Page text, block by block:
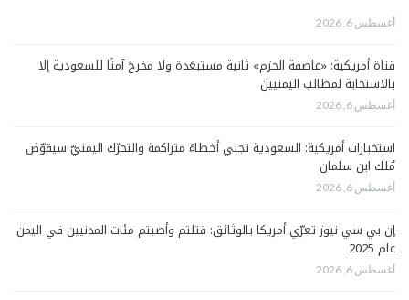
أغسطس 6, 2026
قناة أمريكية: «عاصفة الحزم» ثانية مستبعَدة ولا مخرجَ آمنًا للسعودية إلا
بالاستجابة لمطالب اليمنيين
أغسطس 6, 2026
استخبارات أمريكية: السعودية تجني أخطاءً متراكمة والتحرّك اليمنيّ سيقوّض
مُلك ابن سلمان
أغسطس 6, 2026
إن بي سي نيوز تعرّي أمريكا بالوثائق: قتلتم وأصبتم مئات المدنيين في اليمن
عام 2025
أغسطس 6, 2026